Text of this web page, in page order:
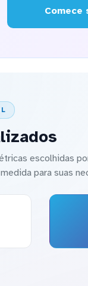
Comece
escolhidas
para suas